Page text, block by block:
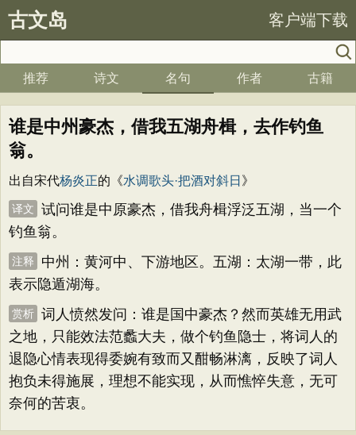
古文岛 客户端下载
推荐 诗文 名句 作者 古籍
谁是中州豪杰，借我五湖舟楫，去作钓鱼
翁。
出自宋代杨炎正的《水调歌头·把酒对斜日 》
译文
试问谁是中原豪杰，借我舟楫浮泛五湖，当一个
钓鱼翁。
注释
中州：黄河中、下游地区。五湖：太湖一带，此
表示隐遁湖海。
赏析 词人愤然发问：谁是国中豪杰？然而英雄无用武
之地，只能效法范蠡大夫，做个钓鱼隐士，将词人的
退隐心情表现得委婉有致而又酣畅淋漓，反映了词人
抱负未得施展，理想不能实现，从而憔悴失意，无可
奈何的苦衷。